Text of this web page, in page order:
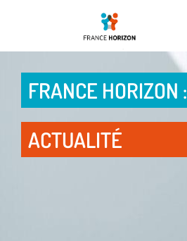
FRANCE HORIZON :
ACTUALITÉ